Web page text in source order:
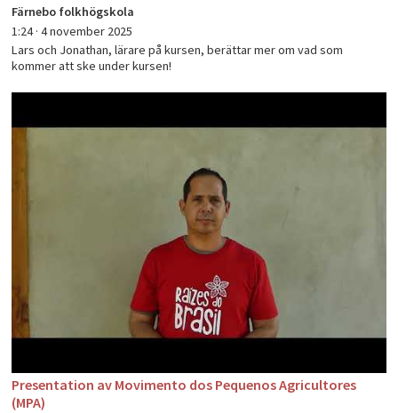
Färnebo folkhögskola
1:24 ·4 november 2025
Lars och Jonathan, lärare på kursen, berättar mer om vad som
kommer att ske under kursen!
Presentation av Movimento dos Pequenos Agricultores
(MPA)